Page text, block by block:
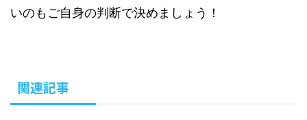
いのもご自身の判断で決めましょう！
関連記事